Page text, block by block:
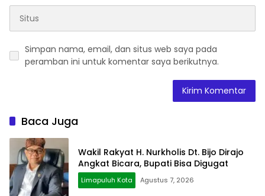
Simpan nama, email, dan situs web saya pada
peramban ini untuk komentar saya berikutnya.
Baca Juga
Wakil Rakyat H. Nurkholis Dt. Bijo Dirajo
Angkat Bicara, Bupati Bisa Digugat
Limapuluh Kota Agustus 7, 2026